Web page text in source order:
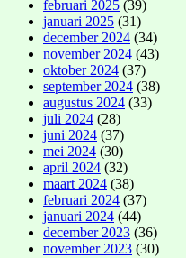
februari 2025 (39)
januari 2025 (31)
december 2024 (34)
november 2024 (43)
oktober 2024 (37)
september 2024 (38)
augustus 2024 (33)
juli 2024 (28)
juni 2024 (37)
mei 2024 (30)
april 2024 (32)
maart 2024 (38)
februari 2024 (37)
januari 2024 (44)
december 2023 (36)
november 2023 (30)